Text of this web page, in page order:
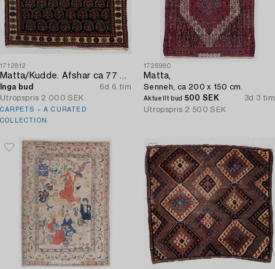
1712812
Inga bud
6d 6 tim
Utropspris 2 000 SEK
CARPETS – A CURATED
COLLECTION
1726980
Matta,
Senneh, ca 200 x 150 cm.
Aktuellt bud 500 SEK
3d 3 tim
Utropspris 2 500 SEK